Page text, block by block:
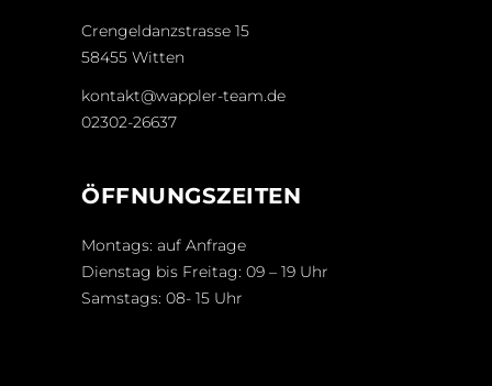
Crengeldanzstrasse 15
58455 Witten
kontakt@wappler-team.de
02302-26637
ÖFFNUNGSZEITEN
Montags: auf Anfrage
Dienstag bis Freitag: 09 – 19 Uhr
Samstags: 08- 15 Uhr